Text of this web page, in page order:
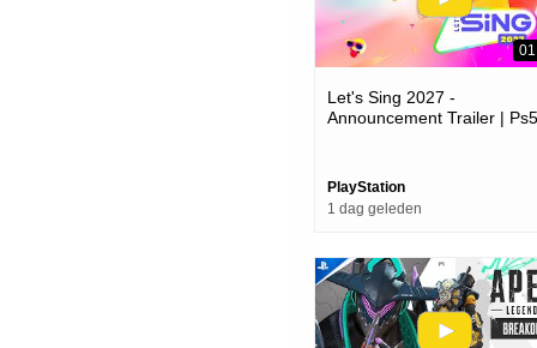
Let's Sing 2027 -
Announcement Trailer | Ps5
PlayStation
1 dag geleden